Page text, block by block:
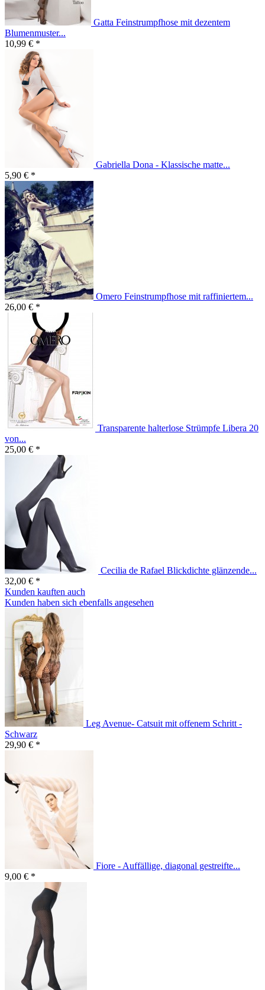
Gatta Feinstrumpfhose mit dezentem
Blumenmuster...
10,99 € *
Gabriella Dona - Klassische matte...
5,90 € *
Omero Feinstrumpfhose mit raffiniertem...
26,00 € *
Transparente halterlose Strümpfe Libera 20
von...
25,00 € *
Cecilia de Rafael Blickdichte glänzende...
32,00 € *
Kunden kauften auch
Kunden haben sich ebenfalls angesehen
Leg Avenue- Catsuit mit offenem Schritt -
Schwarz
29,90 € *
Fiore - Auffällige, diagonal gestreifte...
9,00 € *